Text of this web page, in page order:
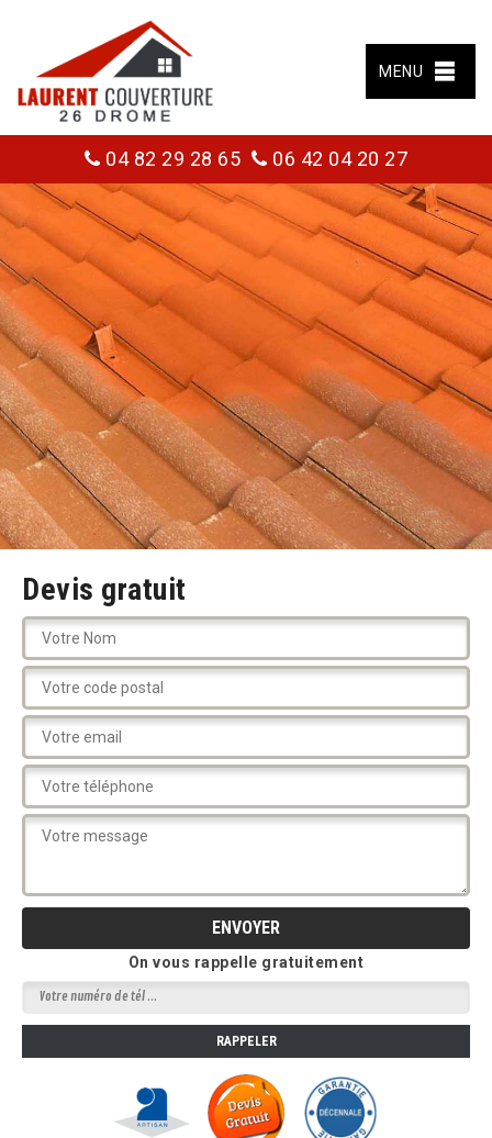
MENU
04 82 29 28 65 06 42 04 20 27
Devis gratuit
On vous rappelle gratuitement